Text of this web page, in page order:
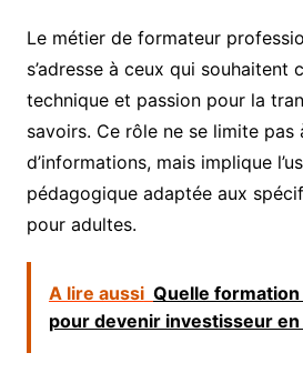
Le métier de formateur
s’adresse à ceux qui souhaitent
technique et passion pour la
savoirs. Ce rôle ne se limite
d’informations, mais implique
pédagogique adaptée aux
pour adultes.
A lire aussi Quelle
pour devenir investisseur